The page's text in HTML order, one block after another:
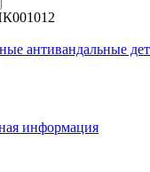
антивандальные
информация